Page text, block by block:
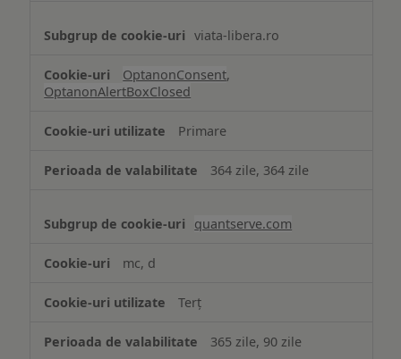
viata-libera.ro
OptanonConsent,
OptanonAlertBoxClosed
Primare
364 zile, 364 zile
quantserve.com
mc, d
Terț
365 zile, 90 zile